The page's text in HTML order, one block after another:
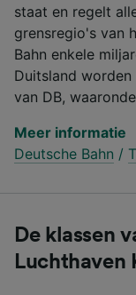
staat en regelt
grensregio's van
Bahn enkele
Duitsland
van DB,
Meer informatie
Deutsche Bahn /
De klassen
Luchthaven